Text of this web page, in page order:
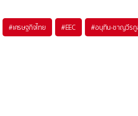
#เศรษฐกิจไทย #EEC #อนุทิน-ชาญวีร